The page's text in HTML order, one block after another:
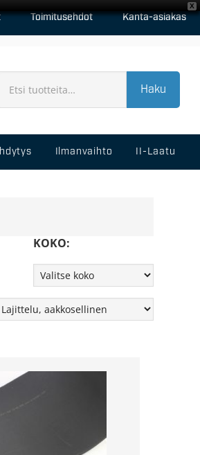
X
Toimitusehdot Kanta-asiakas
Haku
Ilmanvaihto II-Laatu
KOKO: